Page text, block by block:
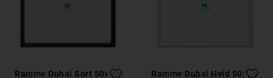
Ramme Dubai Sort 50x70
Ramme Dubai Hvid 50x70